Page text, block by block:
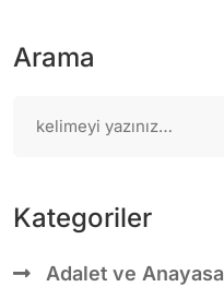
Arama
Kategoriler
Adalet ve Anayasa